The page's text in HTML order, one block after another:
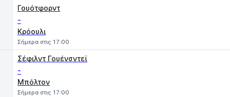
Γουότφορντ
-
Κρόουλι
Σήμερα στις 17:00
Σέφιλντ Γουένσντεϊ
-
Μπόλτον
Σήμερα στις 17:00